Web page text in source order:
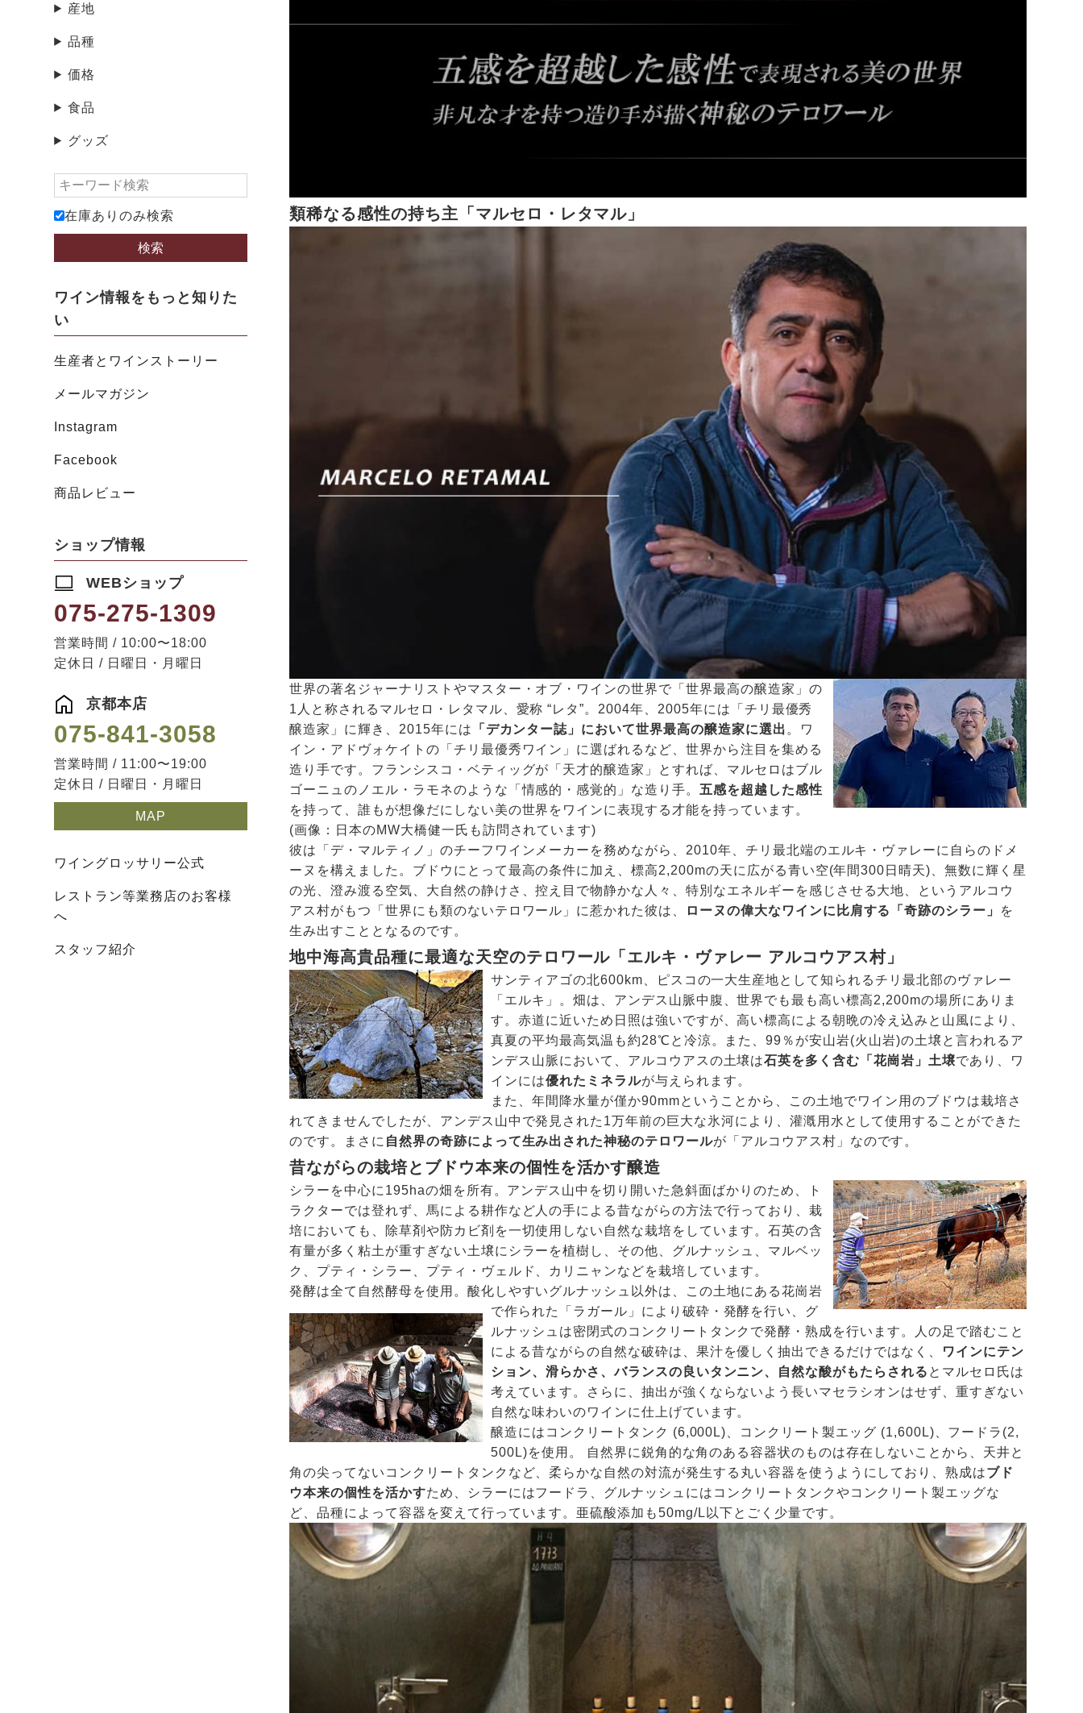
産地
品種
価格
食品
グッズ
在庫ありのみ検索
検索
ワイン情報をもっと知りた
い
生産者とワインストーリー
メールマガジン
Instagram
Facebook
商品レビュー
ショップ情報
WEBショップ
075-275-1309
営業時間 / 10:00〜18:00
定休日 / 日曜日・月曜日
京都本店
075-841-3058
営業時間 / 11:00〜19:00
定休日 / 日曜日・月曜日
MAP
ワイングロッサリー公式
レストラン等業務店のお客様
へ
スタッフ紹介
類稀なる感性の持ち主「マルセロ・レタマル」
世界の著名ジャーナリストやマスター・オブ・ワインの世界で「世界最高の醸造家」の
1人と称されるマルセロ・レタマル、愛称 “レタ”。2004年、2005年には「チリ最優秀
醸造家」に輝き、2015年には 「デカンター誌」において世界最高の醸造家に選出 。ワ
イン・アドヴォケイトの「チリ最優秀ワイン」に選ばれるなど、世界から注目を集める
造り手です。フランシスコ・ベティッグが「天才的醸造家」とすれば、マルセロはブル
ゴーニュのノエル・ラモネのような「情感的・感覚的」な造り手。 五感を超越した感性
を持って、誰もが想像だにしない美の世界をワインに表現する才能を持っています。
(画像：日本のMW大橋健一氏も訪問されています)
彼は「デ・マルティノ」のチーフワインメーカーを務めながら、2010年、チリ最北端のエルキ・ヴァレーに自らのドメ
ーヌを構えました。ブドウにとって最高の条件に加え、標高2,200mの天に広がる青い空(年間300日晴天)、無数に輝く星
の光、澄み渡る空気、大自然の静けさ、控え目で物静かな人々、特別なエネルギーを感じさせる大地、というアルコウ
アス村がもつ「世界にも類のないテロワール」に惹かれた彼は、
ローヌの偉大なワインに比肩する「奇跡のシラー」
を
生み出すこととなるのです。
地中海高貴品種に最適な天空のテロワール「エルキ・ヴァレー アルコウアス村」
サンティアゴの北600km、ピスコの一大生産地として知られるチリ最北部のヴァレー
「エルキ」。畑は、アンデス山脈中腹、世界でも最も高い標高2,200mの場所にありま
す。赤道に近いため日照は強いですが、高い標高による朝晩の冷え込みと山風により、
真夏の平均最高気温も約28℃と冷涼。また、99％が安山岩(火山岩)の土壌と言われるア
ンデス山脈において、アルコウアスの土壌は石英を多く含む「花崗岩」土壌であり、ワ
インには優れたミネラルが与えられます。
また、年間降水量が僅か90mmということから、この土地でワイン用のブドウは栽培さ
れてきませんでしたが、アンデス山中で発見された1万年前の巨大な氷河により、灌漑用水として使用することができた
のです。まさに 自然界の奇跡によって生み出された神秘のテロワールが「アルコウアス村」なのです。
昔ながらの栽培とブドウ本来の個性を活かす醸造
シラーを中心に195haの畑を所有。アンデス山中を切り開いた急斜面ばかりのため、ト
ラクターでは登れず、馬による耕作など人の手による昔ながらの方法で行っており、栽
培においても、除草剤や防カビ剤を一切使用しない自然な栽培をしています。石英の含
有量が多く粘土が重すぎない土壌にシラーを植樹し、その他、グルナッシュ、マルベッ
ク、プティ・シラー、プティ・ヴェルド、カリニャンなどを栽培しています。
発酵は全て自然酵母を使用。酸化しやすいグルナッシュ以外は、この土地にある花崗岩
で作られた「ラガール」により破砕・発酵を行い、グ
ルナッシュは密閉式のコンクリートタンクで発酵・熟成を行います。人の足で踏むこと
による昔ながらの自然な破砕は、果汁を優しく抽出できるだけではなく、
ワインにテン
ション、滑らかさ、バランスの良いタンニン、自然な酸がもたらされる とマルセロ氏は
考えています。さらに、抽出が強くならないよう長いマセラシオンはせず、重すぎない
自然な味わいのワインに仕上げています。
醸造にはコンクリートタンク (6,000L)、コンクリート製エッグ (1,600L)、フードラ(2,
500L)を使用。 自然界に鋭角的な角のある容器状のものは存在しないことから、天井と
角の尖ってないコンクリートタンクなど、柔らかな自然の対流が発生する丸い容器を使うようにしており、熟成はブド
ウ本来の個性を活かすため、シラーにはフードラ、グルナッシュにはコンクリートタンクやコンクリート製エッグな
ど、品種によって容器を変えて行っています。亜硫酸添加も50mg/L以下とごく少量です。